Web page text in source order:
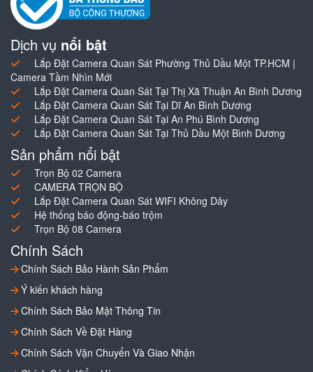
Dịch vụ nổi bật
Lắp Đặt Camera Quan Sát Phường Thủ Dầu Một TP.HCM |
Camera Tầm Nhìn Mới
Lắp Đặt Camera Quan Sát Tại Thị Xã Thuận An Bình Dương
Lắp Đặt Camera Quan Sát Tại Dĩ An Bình Dương
Lắp Đặt Camera Quan Sát Tại An Phú Bình Dương
Lắp Đặt Camera Quan Sát Tại Thủ Dầu Một Bình Dương
Sản phẩm nổi bật
Trọn Bộ 02 Camera
CAMERA TRỌN BỘ
Lắp Đặt Camera Quan Sát WIFI Không Dây
Hệ thống báo động-báo trộm
Trọn Bộ 08 Camera
Chính Sách
Chính Sách Bảo Hành Sản Phẩm
Ý kiến khách hàng
Chính Sách Bảo Mật Thông Tin
Chính Sách Về Đặt Hàng
Chính Sách Vận Chuyển Và Giao Nhận